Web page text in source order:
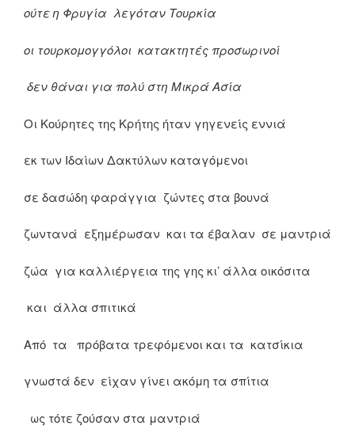
ούτε η Φρυγία λεγόταν Τουρκία
οι τουρκομογγόλοι κατακτητές προσωρινοί
δεν θάναι για πολύ στη Μικρά Ασία
Οι Κούρητες της Κρήτης ήταν γηγενείς εννιά
εκ των Ιδαίων Δακτύλων καταγόμενοι
σε δασώδη φαράγγια ζώντες στα βουνά
ζωντανά εξημέρωσαν και τα έβαλαν σε μαντριά
ζώα για καλλιέργεια της γης κι’ άλλα οικόσιτα
και άλλα σπιτικά
Από τα πρόβατα τρεφόμενοι και τα κατσίκια
γνωστά δεν είχαν γίνει ακόμη τα σπίτια
ως τότε ζούσαν στα μαντριά